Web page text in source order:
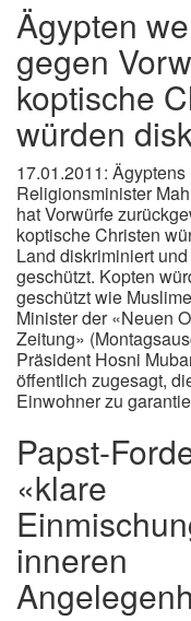
Ägypten
gegen
koptische
würden
17.01.2011: Ägyptens
Religionsminister
hat Vorwürfe
koptische Christen
Land diskriminiert
geschützt. Kopten
geschützt wie
Minister der «Neuen
Zeitung»
Präsident Hosni
öffentlich zugesagt,
Einwohner zu
Papst-
«klare
inneren